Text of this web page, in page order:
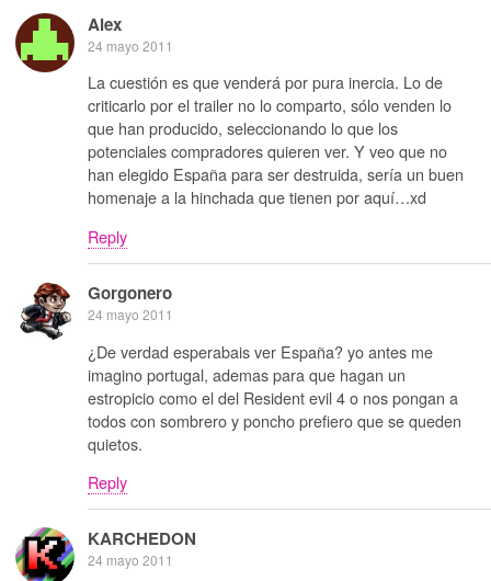
Alex
24 mayo 2011
La cuestión es que venderá por pura inercia. Lo de
criticarlo por el trailer no lo comparto, sólo venden lo
que han producido, seleccionando lo que los
potenciales compradores quieren ver. Y veo que no
han elegido España para ser destruida, sería un buen
homenaje a la hinchada que tienen por aquí…xd
Reply
Gorgonero
24 mayo 2011
¿De verdad esperabais ver España? yo antes me
imagino portugal, ademas para que hagan un
estropicio como el del Resident evil 4 o nos pongan a
todos con sombrero y poncho prefiero que se queden
quietos.
Reply
KARCHEDON
24 mayo 2011